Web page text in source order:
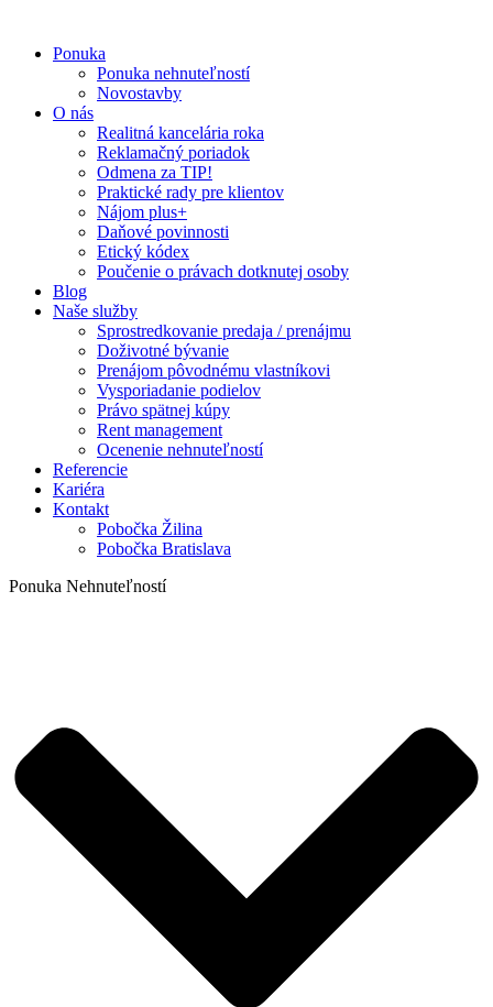
Ponuka
Ponuka nehnuteľností
Novostavby
O nás
Realitná kancelária roka
Reklamačný poriadok
Odmena za TIP!
Praktické rady pre klientov
Nájom plus+
Daňové povinnosti
Etický kódex
Poučenie o právach dotknutej osoby
Blog
Naše služby
Sprostredkovanie predaja / prenájmu
Doživotné bývanie
Prenájom pôvodnému vlastníkovi
Vysporiadanie podielov
Právo spätnej kúpy
Rent management
Ocenenie nehnuteľností
Referencie
Kariéra
Kontakt
Pobočka Žilina
Pobočka Bratislava
Ponuka Nehnuteľností